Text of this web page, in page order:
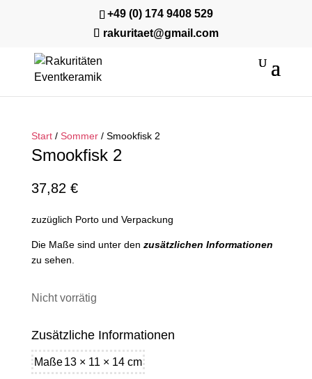
+49 (0) 174 9408 529
rakuritaet@gmail.com
Start/ Sommer/ Smookfisk 2
Smookfisk 2
37,82 €
zuzüglich Porto und Verpackung
Die Maße sind unter den zusätzlichen Informationen
zu sehen.
Nicht vorrätig
Zusätzliche Informationen
Maße13 × 11 × 14 cm